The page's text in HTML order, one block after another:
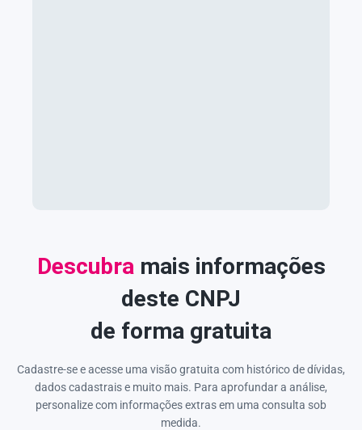
Descubra mais informações
deste CNPJ
de forma gratuita
Cadastre-se e acesse uma visão gratuita com histórico de dívidas,
dados cadastrais e muito mais. Para aprofundar a análise,
personalize com informações extras em uma consulta sob
medida.